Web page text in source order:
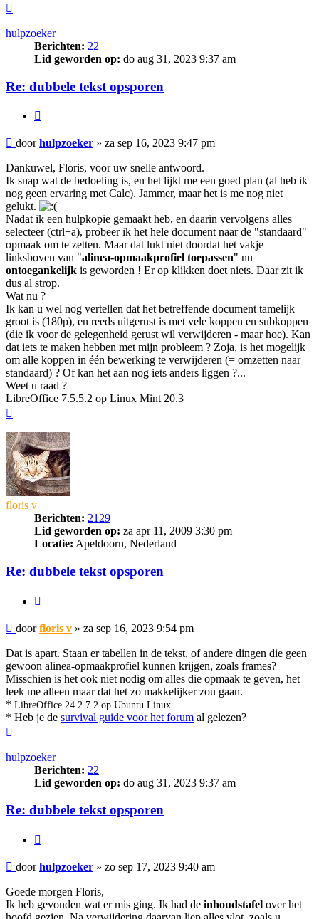
hulpzoeker
Berichten: 22
Lid geworden op: do aug 31, 2023 9:37 am
Re: dubbele tekst opsporen
Bericht
doorhulpzoeker » za sep 16, 2023 9:47 pm
Dankuwel, Floris, voor uw snelle antwoord.
Ik snap wat de bedoeling is, en het lijkt me een goed plan (al heb ik
nog geen ervaring met Calc). Jammer, maar het is me nog niet
gelukt.
Nadat ik een hulpkopie gemaakt heb, en daarin vervolgens alles
selecteer (ctrl+a), probeer ik het hele document naar de "standaard"
opmaak om te zetten. Maar dat lukt niet doordat het vakje
linksboven van "alinea-opmaakprofiel toepassen" nu
ontoegankelijk is geworden ! Er op klikken doet niets. Daar zit ik
dus al strop.
Wat nu ?
Ik kan u wel nog vertellen dat het betreffende document tamelijk
groot is (180p), en reeds uitgerust is met vele koppen en subkoppen
(die ik voor de gelegenheid gerust wil verwijderen - maar hoe). Kan
dat iets te maken hebben met mijn probleem ? Zoja, is het mogelijk
om alle koppen in één bewerking te verwijderen (= omzetten naar
standaard) ? Of kan het aan nog iets anders liggen ?...
Weet u raad ?
LibreOffice 7.5.5.2 op Linux Mint 20.3
floris v
Berichten: 2129
Lid geworden op: za apr 11, 2009 3:30 pm
Locatie: Apeldoorn, Nederland
Re: dubbele tekst opsporen
Bericht
doorfloris v » za sep 16, 2023 9:54 pm
Dat is apart. Staan er tabellen in de tekst, of andere dingen die geen
gewoon alinea-opmaakprofiel kunnen krijgen, zoals frames?
Misschien is het ook niet nodig om alles die opmaak te geven, het
leek me alleen maar dat het zo makkelijker zou gaan.
* LibreOffice 24.2.7.2 op Ubuntu Linux
* Heb je de survival guide voor het forum al gelezen?
hulpzoeker
Berichten: 22
Lid geworden op: do aug 31, 2023 9:37 am
Re: dubbele tekst opsporen
Bericht
doorhulpzoeker » zo sep 17, 2023 9:40 am
Goede morgen Floris,
Ik heb gevonden wat er mis ging. Ik had de inhoudstafel over het